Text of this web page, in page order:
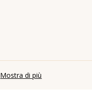
Mostra di più